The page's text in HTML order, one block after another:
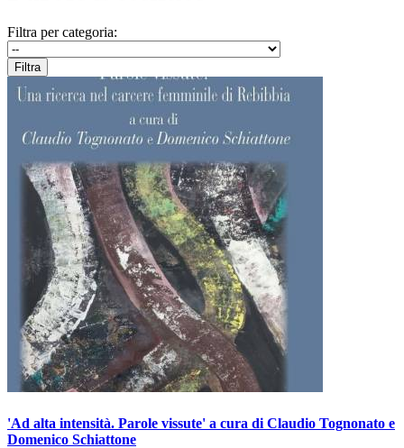
Filtra per categoria:
'Ad alta intensità. Parole vissute' a cura di Claudio Tognonato e
Domenico Schiattone